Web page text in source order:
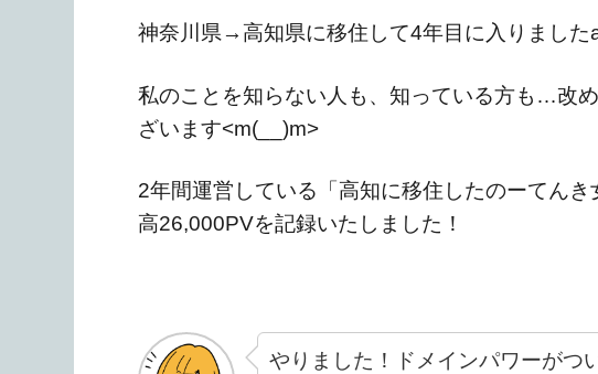
神奈川県→高知県に移住して4年目に入りました
私のことを知らない人も、知っている方も…改
ざいます<m(__)m>
2年間運営している「高知に移住したのーてん
高26,000PVを記録いたしました！
やりました！ドメインパワーがつ